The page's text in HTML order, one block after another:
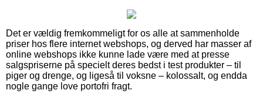
Det er vældig fremkommeligt for os alle at sammenholde
priser hos flere internet webshops, og derved har masser af
online webshops ikke kunne lade være med at presse
salgspriserne på specielt deres bedst i test produkter – til
piger og drenge, og ligeså til voksne – kolossalt, og endda
nogle gange love portofri fragt.